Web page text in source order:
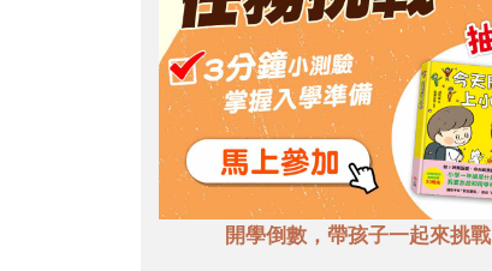
開學倒數，帶孩子一起來挑戰